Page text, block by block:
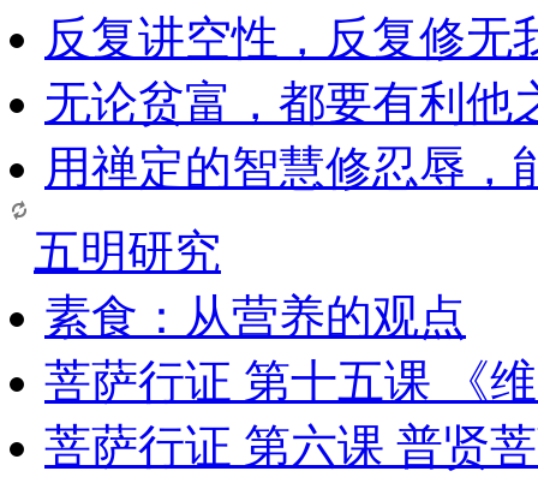
反复讲空性，反复修无
无论贫富，都要有利他
用禅定的智慧修忍辱，
五明研究
素食：从营养的观点
菩萨行证 第十五课 《
菩萨行证 第六课 普贤